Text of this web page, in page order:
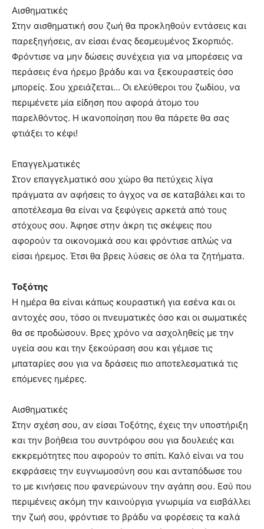
Αισθηματικές
Στην αισθηματική σου ζωή θα προκληθούν εντάσεις και
παρεξηγήσεις, αν είσαι ένας δεσμευμένος Σκορπιός.
Φρόντισε να μην δώσεις συνέχεια για να μπορέσεις να
περάσεις ένα ήρεμο βράδυ και να ξεκουραστείς όσο
μπορείς. Σου χρειάζεται… Οι ελεύθεροι του ζωδίου, να
περιμένετε μία είδηση που αφορά άτομο του
παρελθόντος. Η ικανοποίηση που θα πάρετε θα σας
φτιάξει το κέφι!
Επαγγελματικές
Στον επαγγελματικό σου χώρο θα πετύχεις λίγα
πράγματα αν αφήσεις το άγχος να σε καταβάλει και το
αποτέλεσμα θα είναι να ξεφύγεις αρκετά από τους
στόχους σου. Άφησε στην άκρη τις σκέψεις που
αφορούν τα οικονομικά σου και φρόντισε απλώς να
είσαι ήρεμος. Έτσι θα βρεις λύσεις σε όλα τα ζητήματα.
Τοξότης
Η ημέρα θα είναι κάπως κουραστική για εσένα και οι
αντοχές σου, τόσο οι πνευματικές όσο και οι σωματικές
θα σε προδώσουν. Βρες χρόνο να ασχοληθείς με την
υγεία σου και την ξεκούραση σου και γέμισε τις
μπαταρίες σου για να δράσεις πιο αποτελεσματικά τις
επόμενες ημέρες.
Αισθηματικές
Στην σχέση σου, αν είσαι Τοξότης, έχεις την υποστήριξη
και την βοήθεια του συντρόφου σου για δουλειές και
εκκρεμότητες που αφορούν το σπίτι. Καλό είναι να του
εκφράσεις την ευγνωμοσύνη σου και ανταπόδωσε του
το με κινήσεις που φανερώνουν την αγάπη σου. Εσύ που
περιμένεις ακόμη την καινούργια γνωριμία να εισβάλλει
την ζωή σου, φρόντισε το βράδυ να φορέσεις τα καλά